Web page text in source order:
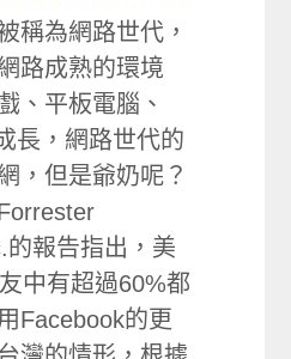
稱為網路世代，
路成熟的環境
、平板電腦、
長，網路世代的
，但是爺奶呢？
報告指出，美
中有超過60%都
Facebook的更